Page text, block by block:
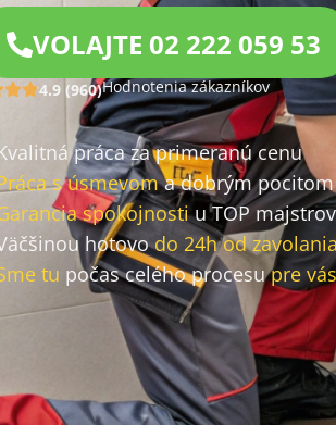
VOLAJTE 02 222 059 53
4.9 (960)Hodnotenia zákazníkov
práca za primeranú cenu
s úsmevoma dobrým pocitom
spokojnostiu TOP majstrov
hotovodo 24h od zavolania
tu počas celého procesupre vás